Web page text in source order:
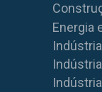
Energia